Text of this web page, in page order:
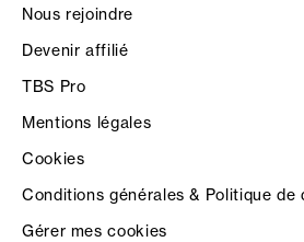
Nous rejoindre
Devenir affilié
TBS Pro
Mentions légales
Cookies
Conditions générales & Politique de
Gérer mes cookies